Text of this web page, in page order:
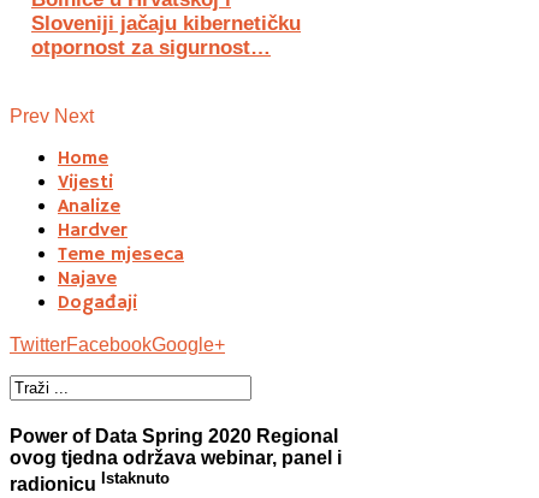
Sloveniji jačaju kibernetičku
otpornost za sigurnost…
Prev Next
Home
Vijesti
Analize
Hardver
Teme mjeseca
Najave
Događaji
TwitterFacebookGoogle+
Power of Data Spring 2020 Regional
ovog tjedna održava webinar, panel i
radionicu Istaknuto